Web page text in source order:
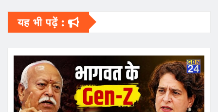
यह भी पढ़ें :